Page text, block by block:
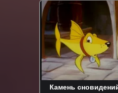
Камень